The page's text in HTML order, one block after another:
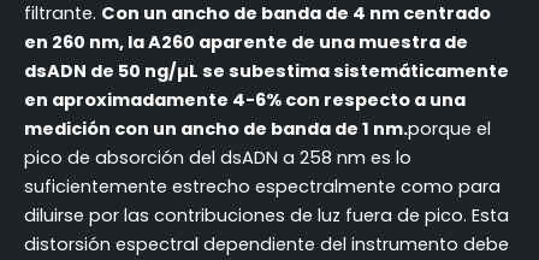
filtrante. Con un ancho de banda de 4 nm centrado
en 260 nm, la A260 aparente de una muestra de
dsADN de 50 ng/µL se subestima sistemáticamente
en aproximadamente 4-6% con respecto a una
medición con un ancho de banda de 1 nm.porque el
pico de absorción del dsADN a 258 nm es lo
suficientemente estrecho espectralmente como para
diluirse por las contribuciones de luz fuera de pico. Esta
distorsión espectral dependiente del instrumento debe